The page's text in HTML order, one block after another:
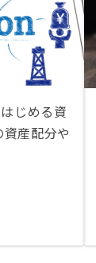
じめる資
産配分や